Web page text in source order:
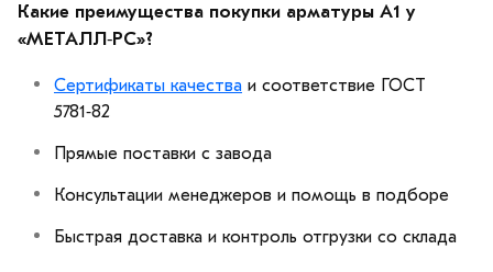
Какие преимущества покупки арматуры А1 у
«МЕТАЛЛ‑РС»?
Сертификаты качества и соответствие ГОСТ
5781‑82
Прямые поставки с завода
Консультации менеджеров и помощь в подборе
Быстрая доставка и контроль отгрузки со склада